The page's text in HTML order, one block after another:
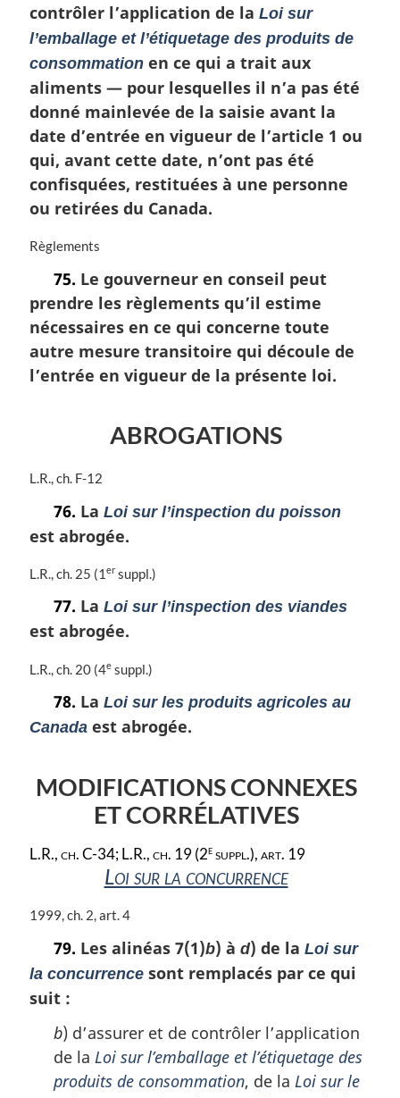
contrôler l’application de la Loi sur
l’emballage et l’étiquetage des produits de
consommation en ce qui a trait aux
aliments — pour lesquelles il n’a pas été
donné mainlevée de la saisie avant la
date d’entrée en vigueur de l’article 1 ou
qui, avant cette date, n’ont pas été
confisquées, restituées à une personne
ou retirées du Canada.
N
e
m
r
g
e
Règlements
75. Le gouverneur en conseil peut
prendre les règlements qu’il estime
nécessaires en ce qui concerne toute
autre mesure transitoire qui découle de
l’entrée en vigueur de la présente loi.
ABROGATIONS
N
e
a
i
a
:
L.R., ch. F-12
76. La Loi sur l’inspection du poisson
est abrogée.
N
e
a
i
L.R., ch. 25 (1 er suppl.)
77. La Loi sur l’inspection des viandes
est abrogée.
N
e
a
:
L.R., ch. 20 (4e suppl.)
78. La Loi sur les produits agricoles au
Canada est abrogée.
MODIFICATIONS CONNEXES
ET CORRÉLATIVES
L.R., ch. C-34; L.R., ch. 19 (2e suppl.), art. 19
Loi sur la concurrence
N
e
a
1999, ch. 2, art. 4
79. Les alinéas 7(1)b) à d) de la Loi sur
la concurrence sont remplacés par ce qui
suit :
b) d’assurer et de contrôler l’application
de la Loi sur l’emballage et l’étiquetage des
produits de consommation, de la Loi sur le